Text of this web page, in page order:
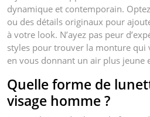
dynamique et contemporain.
ou des détails originaux pour
à votre look. N’ayez pas peur
styles pour trouver la monture qui
en vous donnant un air plus jeune
Quelle forme de
visage homme ?